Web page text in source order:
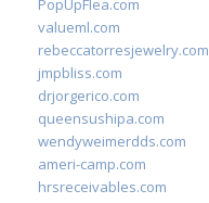
PopUpFlea.com
valueml.com
rebeccatorresjewelry.com
jmpbliss.com
drjorgerico.com
queensushipa.com
wendyweimerdds.com
ameri-camp.com
hrsreceivables.com